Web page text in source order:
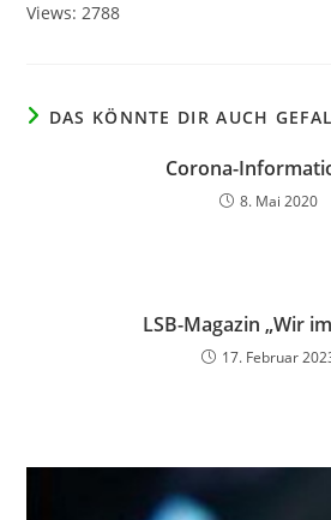
Views: 2788
DAS KÖNNTE DIR AUCH
Corona-
8. Mai 2020
LSB-Magazin „Wir
17. Februar